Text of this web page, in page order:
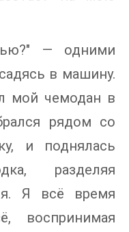
— одними
в машину.
мой чемодан в
рядом со
и поднялась
разделяя
Я всё время
воспринимая